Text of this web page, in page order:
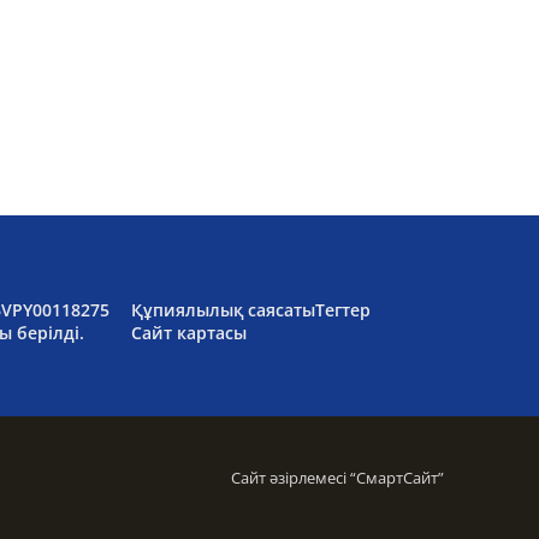
берілді.
Құпиялылық саясатыТегтер
Сайт картасы
Сайт әзірлемесі “СмартСайт”